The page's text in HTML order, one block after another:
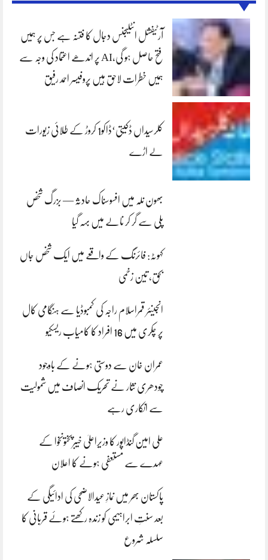
آرٹیفشل انٹلیجنس دجال کا فتنہ ہے جس پر ہمیں
فتح حاصل ہو گی،AI پر اندھے اعتماد کی وجہ سے
ہمیں خطرات لاحق ہیں پروفیسر احمد رفیق
کلرسیداں ڈکیتی‘ڈاکو1 کروڑ کے طلائی زیورات
لے اڑے
بھون نلہ میں افسوسناک حادثہ — بزرگ شخص
پلی سے گر کر نالے میں بہہ گیا
کہوٹہ: فائرنگ کے واقعے میں ایک شخص جاں
بحق، تین زخمی
انجینئر قمراسلام راجہ کی کمبوڈیا سے ہنگامی کال
پر چکری میں 16 افراد کا کامیاب ریسکیو
عمران خان سے دوستی ہونے کے باوجود
چودھری نثار نے تحریک انصاف میں شمولیت
سے انکاری رہے
علی امین گنڈاپور کا وزیراعلیٰ خیبرپختونخوا کے
عہدے سے مستعفی ہونے کا اعلان
پاکستان بھر میں نمازِ عیدالاضحی کی ادائیگی کے
بعد سنتِ ابراہیمی کو زندہ رکھتے ہوئے قربانی کا
سلسلہ شروع